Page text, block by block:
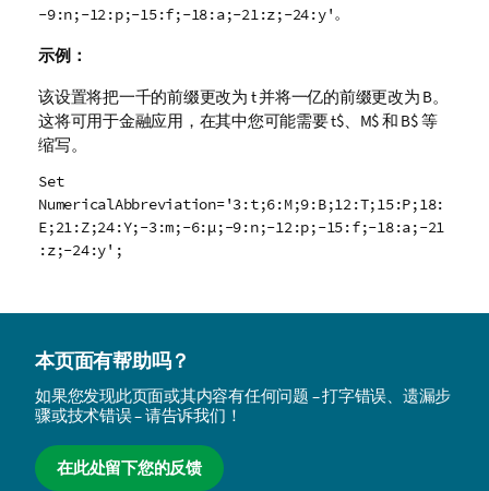
-9:n;-12:p;-15:f;-18:a;-21:z;-24:y' 。
示例：
该设置将把一千的前缀更改为 t并将一亿的前缀更改为 B。
这将可用于金融应用，在其中您可能需要 t$、M$ 和 B$ 等
缩写。
Set
NumericalAbbreviation='3:t;6:M;9:B;12:T;15:P;18:
E;21:Z;24:Y;-3:m;-6:µ;-9:n;-12:p;-15:f;-18:a;-21
:z;-24:y';
本页面有帮助吗？
如果您发现此页面或其内容有任何问题 – 打字错误、遗漏步
骤或技术错误 – 请告诉我们！
在此处留下您的反馈